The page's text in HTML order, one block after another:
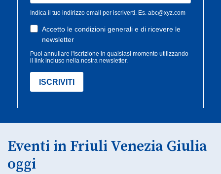
Eventi in Friuli Venezia Giulia
oggi